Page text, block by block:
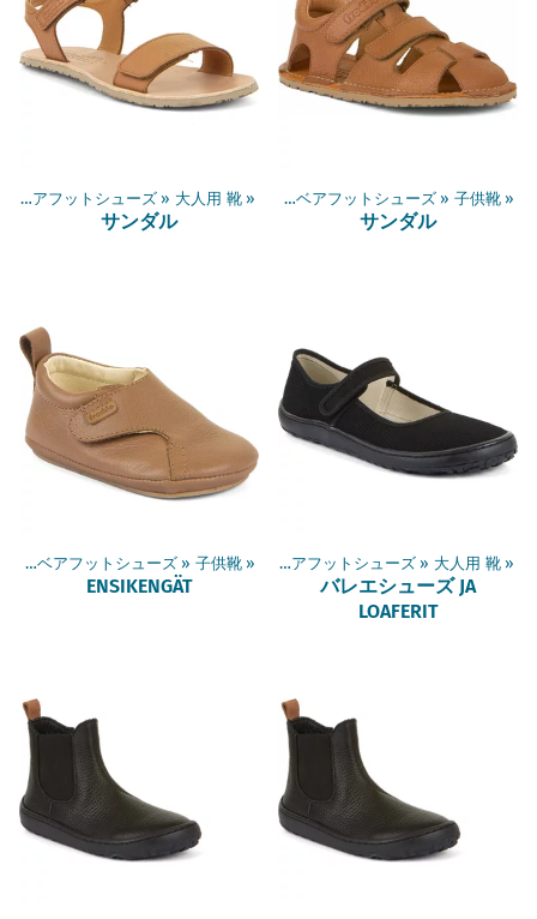
ベアフットシューズ ‪» 大人用 靴 ‪»
サンダル
商品 ‪»ベアフットシューズ ‪» 子供靴 ‪»
サンダル
‪»ベアフットシューズ ‪» 子供靴 ‪»
ENSIKENGÄT
商品 ベアフットシューズ ‪» 大人用 靴 ‪»
バレエシューズ JA
LOAFERIT